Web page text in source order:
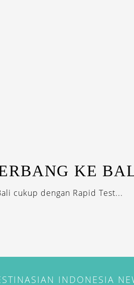
KE
cukup dengan Rapid Test...
INDONESIA